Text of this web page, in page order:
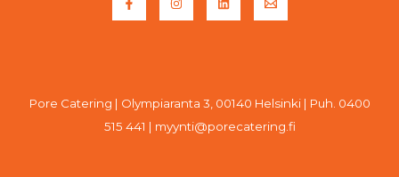
Pore Catering | Olympiaranta 3, 00140 Helsinki | Puh. 0400
515 441 | myynti@porecatering.fi